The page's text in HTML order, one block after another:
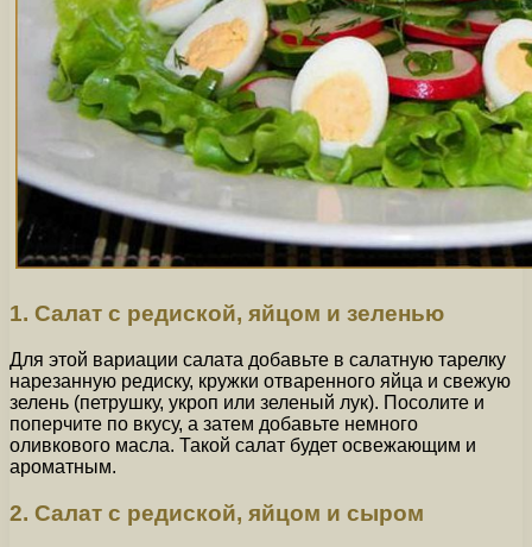
1. Салат с редиской, яйцом и зеленью
Для этой вариации салата добавьте в салатную тарелку
нарезанную редиску, кружки отваренного яйца и свежую
зелень (петрушку, укроп или зеленый лук). Посолите и
поперчите по вкусу, а затем добавьте немного
оливкового масла. Такой салат будет освежающим и
ароматным.
2. Салат с редиской, яйцом и сыром